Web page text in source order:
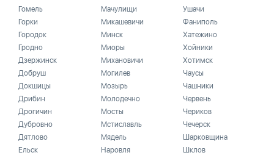
Гомель
Горки
Городок
Гродно
Дзержинск
Добруш
Докшицы
Дрибин
Дрогичин
Дубровно
Дятлово
Ельск
Мачулищи
Микашевичи
Минск
Миоры
Михановичи
Могилев
Мозырь
Молодечно
Мосты
Мстиславль
Мядель
Наровля
Ушачи
Фаниполь
Хатежино
Хойники
Хотимск
Чаусы
Чашники
Червень
Чериков
Чечерск
Шарковщина
Шклов